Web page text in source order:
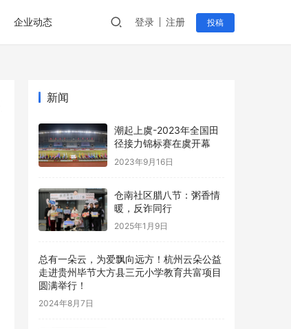
企业动态 登录 注册 投稿
新闻
潮起上虞-2023年全国田
径接力锦标赛在虞开幕
2023年9月16日
仓南社区腊八节：粥香情
暖，反诈同行
2025年1月9日
总有一朵云，为爱飘向远方！杭州云朵公益
走进贵州毕节大方县三元小学教育共富项目
圆满举行！
2024年8月7日